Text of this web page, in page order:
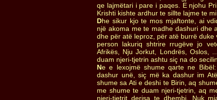
qe lajmëtari i pare i paqes. E njohu
Krishti kishte ardhur te sillte lajme te
Dhe sikur kjo te mos mjaftonte, ai
një akoma me te madhe dashuri dhe
dhe për atë leproz, për atë burrë duke
person lakuriq shtrire rrugëve jo
Afrikës, Nju Jorkut, Londrës, Oslos,
duam njeri-tjetrin ashtu siç na do
Ne e lexojmë shume qarte ne
dashur unë, siç më ka dashur im
shume sa Ati e deshi te Birin, aq
me shume te duam njeri-tjetrin, aq
njeri-tjetrit derisa te dhembi. Nuk